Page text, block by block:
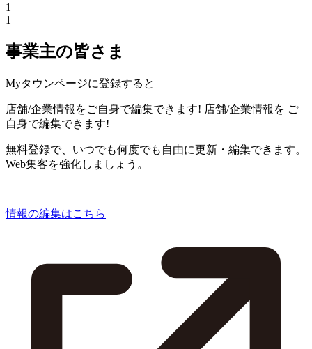
1
1
事業主の皆さま
Myタウンページに登録すると
店舗/企業情報をご自身で編集できます! 店舗/企業情報を ご
自身で編集できます!
無料登録で、いつでも何度でも自由に更新・編集できます。
Web集客を強化しましょう。
情報の編集はこちら